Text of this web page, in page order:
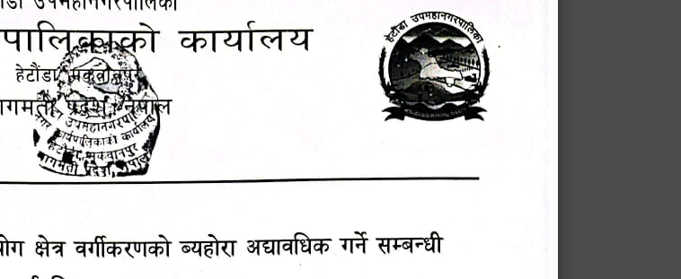
आशय पत्र दर्ता सम्बन्धी सूचना
शिक्षक सरुवा सहमतिका लागि दरखास्त आव्हान सम्बन्धी सूचना !
हेटौंडा उपमहानगरपालिकाको सूची दर्ता सम्बन्धी सूचना
चुरियामाई सुरुङको संरक्षण तथा व्यवस्थापनको जिम्मेवारी
पोषाक र परिचयपत्र अनिवार्य लगाउने सम्बन्धमा ।
प्रमुख प्रशासकीय अधिकृत
Phone: 9855010111
सविन न्यौपाने